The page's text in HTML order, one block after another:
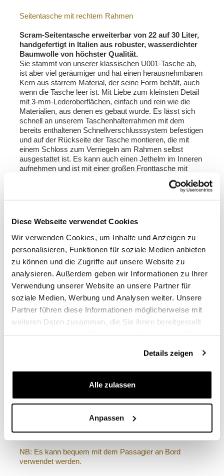
Diese Webseite verwendet Cookies
Wir verwenden Cookies, um Inhalte und Anzeigen zu
personalisieren, Funktionen für soziale Medien anbieten
zu können und die Zugriffe auf unsere Website zu
analysieren. Außerdem geben wir Informationen zu Ihrer
Verwendung unserer Website an unsere Partner für
soziale Medien, Werbung und Analysen weiter. Unsere
Partner führen diese Informationen möglicherweise mit
weiteren Daten zusammen, die Sie ihnen bereitgestellt
Details zeigen
Alle zulassen
Anpassen
Seitentasche mit rechtem Rahmen
Scram-Seitentasche erweiterbar von 22 auf 30 Liter,
handgefertigt in Italien aus robuster, wasserdichter
Baumwolle von höchster Qualität.
Sie stammt von unserer klassischen U001-Tasche ab,
ist aber viel geräumiger und hat einen herausnehmbaren
Kern aus starrem Material, der seine Form behält, auch
wenn die Tasche leer ist. Mit Liebe zum kleinsten Detail
mit 3-mm-Lederoberflächen, einfach und rein wie die
Materialien, aus denen es gebaut wurde. Es lässt sich
schnell an unserem Taschenhalterrahmen mit dem
bereits enthaltenen Schnellverschlusssystem befestigen
und auf der Rückseite der Tasche montieren, die mit
einem Schloss zum Verriegeln am Rahmen selbst
ausgestattet ist. Es kann auch einen Jethelm im Inneren
aufnehmen und ist mit einer großen Fronttasche mit
Reißverschluss ausgestattet, die von außen zugänglich
ist. Zum Öffnen ist es nicht notwendig, die vorderen
die Verwendung der 18-Liter-Mehrzwecktasche Khali
light im Inneren
Farbe :
Beiges Segeltuch mit braunem Lederbesatz
Grünes Segeltuch mit braunem Lederbesatz
Schwarzes Segeltuch mit braunem Lederbesatz
Schwarzes Segeltuch mit schwarzem Lederbesatz
Höhe 35 cm, in der Höhe ausziehbar bis 50 cm,
Breite 32 cm, Tiefe 20 cm
mattschwarzem Epoxidpulver-Finish.
es sich perfekt in den Rest des Motorrads.
Bereit für unser schnelles, schönes und minimales
Befestigungssystem, auch wenn die Tasche nicht
montiert ist.
NB: Es kann bequem mit dem Passagier an Bord
verwendet werden.